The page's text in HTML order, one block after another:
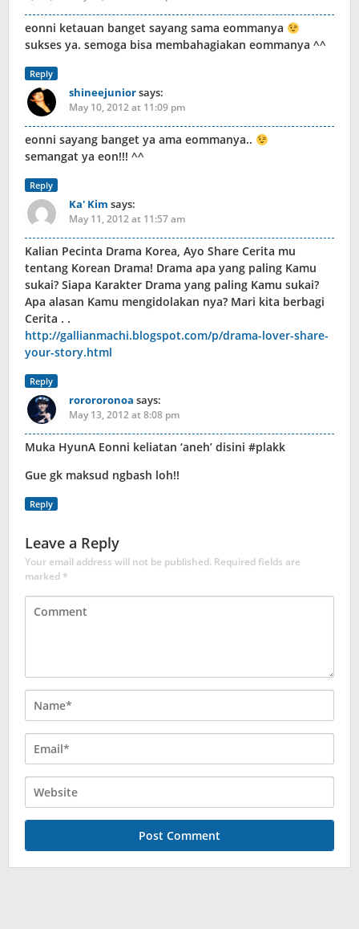
eonni ketauan banget sayang sama eommanya
sukses ya. semoga bisa membahagiakan eommanya ^^
Reply
shineejuniorsays:
May 10, 2012 at 11:09 pm
eonni sayang banget ya ama eommanya..
semangat ya eon!!! ^^
Reply
Ka' Kim says:
May 11, 2012 at 11:57 am
Kalian Pecinta Drama Korea, Ayo Share Cerita mu
tentang Korean Drama! Drama apa yang paling Kamu
sukai? Siapa Karakter Drama yang paling Kamu sukai?
Apa alasan Kamu mengidolakan nya? Mari kita berbagi
Cerita . .
http://gallianmachi.blogspot.com/p/drama-lover-share-
your-story.html
Reply
rorororonoa says:
May 13, 2012 at 8:08 pm
Muka HyunA Eonni keliatan ‘aneh’ disini #plakk
Gue gk maksud ngbash loh!!
Reply
Leave a Reply
Your email address will not be published. Required fields are
marked*